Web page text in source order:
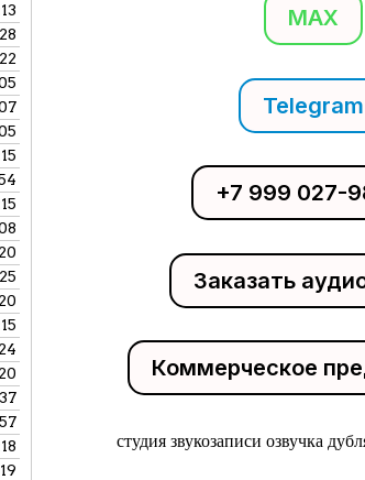
MAX
Telegram
+7 999 027-
Заказать
Коммерческое
студия звукозаписи озвучка